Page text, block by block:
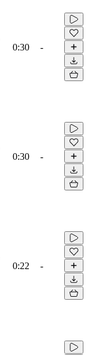
0:30 -
0:30 -
0:22 -